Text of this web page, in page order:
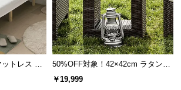
「3ヶ月保証」
トレス 脚
50%OFF対象！42×42cm ラタン調
ガーデンテーブル
￥19,999